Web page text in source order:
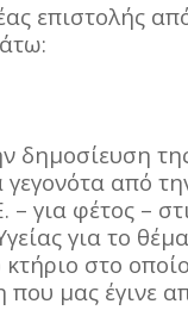
επιστολής
από
για φέτος –
για το
στο
μας έγινε